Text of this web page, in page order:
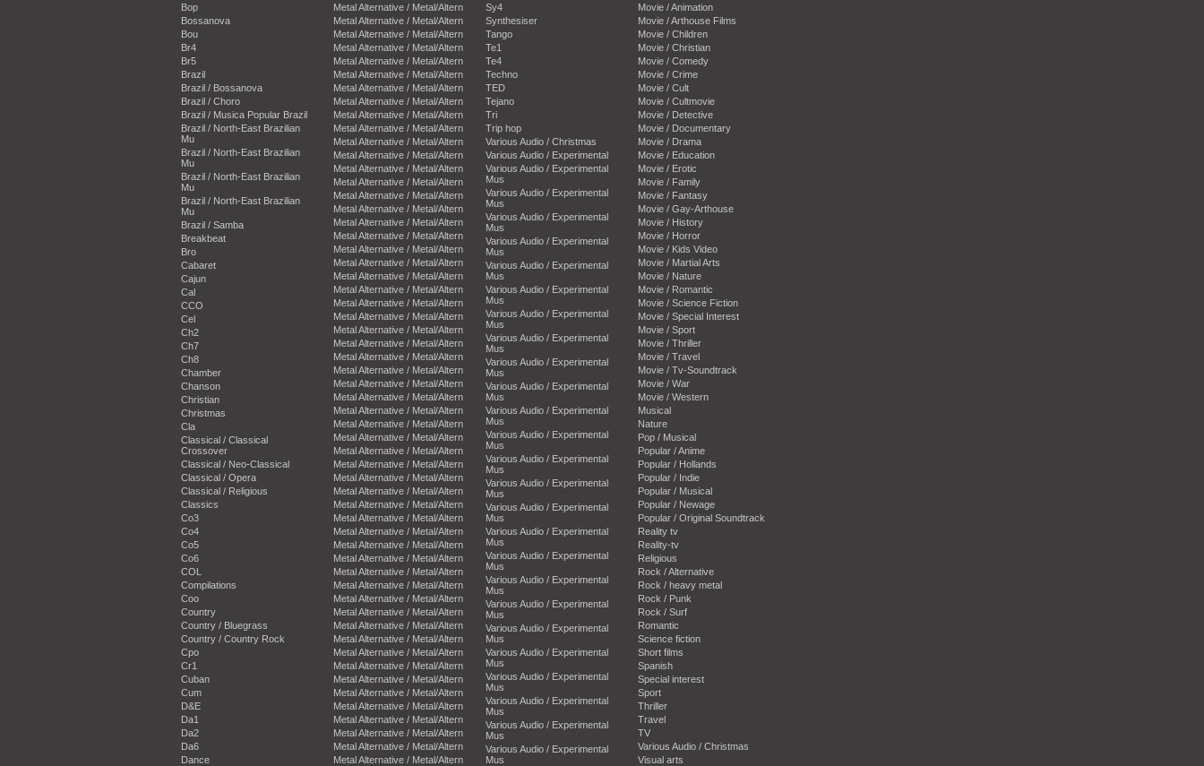
Bop
Bossanova
Bou
Br4
Br5
Brazil
Brazil / Bossanova
Brazil / Choro
Brazil / Musica Popular Brazil
Brazil / North-East Brazilian
Mu
Brazil / North-East Brazilian
Mu
Brazil / North-East Brazilian
Mu
Brazil / North-East Brazilian
Mu
Brazil / Samba
Breakbeat
Bro
Cabaret
Cajun
Cal
CCO
Cel
Ch2
Ch7
Ch8
Chamber
Chanson
Christian
Christmas
Cla
Classical / Classical
Crossover
Classical / Neo-Classical
Classical / Opera
Classical / Religious
Classics
Co3
Co4
Co5
Co6
COL
Compilations
Coo
Country
Country / Bluegrass
Country / Country Rock
Cpo
Cr1
Cuban
Cum
D&E
Da1
Da2
Da6
Dance
Metal Alternative / Metal/Altern
Metal Alternative / Metal/Altern
Metal Alternative / Metal/Altern
Metal Alternative / Metal/Altern
Metal Alternative / Metal/Altern
Metal Alternative / Metal/Altern
Metal Alternative / Metal/Altern
Metal Alternative / Metal/Altern
Metal Alternative / Metal/Altern
Metal Alternative / Metal/Altern
Metal Alternative / Metal/Altern
Metal Alternative / Metal/Altern
Metal Alternative / Metal/Altern
Metal Alternative / Metal/Altern
Metal Alternative / Metal/Altern
Metal Alternative / Metal/Altern
Metal Alternative / Metal/Altern
Metal Alternative / Metal/Altern
Metal Alternative / Metal/Altern
Metal Alternative / Metal/Altern
Metal Alternative / Metal/Altern
Metal Alternative / Metal/Altern
Metal Alternative / Metal/Altern
Metal Alternative / Metal/Altern
Metal Alternative / Metal/Altern
Metal Alternative / Metal/Altern
Metal Alternative / Metal/Altern
Metal Alternative / Metal/Altern
Metal Alternative / Metal/Altern
Metal Alternative / Metal/Altern
Metal Alternative / Metal/Altern
Metal Alternative / Metal/Altern
Metal Alternative / Metal/Altern
Metal Alternative / Metal/Altern
Metal Alternative / Metal/Altern
Metal Alternative / Metal/Altern
Metal Alternative / Metal/Altern
Metal Alternative / Metal/Altern
Metal Alternative / Metal/Altern
Metal Alternative / Metal/Altern
Metal Alternative / Metal/Altern
Metal Alternative / Metal/Altern
Metal Alternative / Metal/Altern
Metal Alternative / Metal/Altern
Metal Alternative / Metal/Altern
Metal Alternative / Metal/Altern
Metal Alternative / Metal/Altern
Metal Alternative / Metal/Altern
Metal Alternative / Metal/Altern
Metal Alternative / Metal/Altern
Metal Alternative / Metal/Altern
Metal Alternative / Metal/Altern
Metal Alternative / Metal/Altern
Metal Alternative / Metal/Altern
Metal Alternative / Metal/Altern
Metal Alternative / Metal/Altern
Metal Alternative / Metal/Altern
Sy4
Synthesiser
Tango
Te1
Te4
Techno
TED
Tejano
Tri
Trip hop
Various Audio / Christmas
Various Audio / Experimental
Various Audio / Experimental
Mus
Various Audio / Experimental
Mus
Various Audio / Experimental
Mus
Various Audio / Experimental
Mus
Various Audio / Experimental
Mus
Various Audio / Experimental
Mus
Various Audio / Experimental
Mus
Various Audio / Experimental
Mus
Various Audio / Experimental
Mus
Various Audio / Experimental
Mus
Various Audio / Experimental
Mus
Various Audio / Experimental
Mus
Various Audio / Experimental
Mus
Various Audio / Experimental
Mus
Various Audio / Experimental
Mus
Various Audio / Experimental
Mus
Various Audio / Experimental
Mus
Various Audio / Experimental
Mus
Various Audio / Experimental
Mus
Various Audio / Experimental
Mus
Various Audio / Experimental
Mus
Various Audio / Experimental
Mus
Various Audio / Experimental
Mus
Various Audio / Experimental
Mus
Various Audio / Experimental
Mus
Movie / Animation
Movie / Arthouse Films
Movie / Children
Movie / Christian
Movie / Comedy
Movie / Crime
Movie / Cult
Movie / Cultmovie
Movie / Detective
Movie / Documentary
Movie / Drama
Movie / Education
Movie / Erotic
Movie / Family
Movie / Fantasy
Movie / Gay-Arthouse
Movie / History
Movie / Horror
Movie / Kids Video
Movie / Martial Arts
Movie / Nature
Movie / Romantic
Movie / Science Fiction
Movie / Special Interest
Movie / Sport
Movie / Thriller
Movie / Travel
Movie / Tv-Soundtrack
Movie / War
Movie / Western
Musical
Nature
Pop / Musical
Popular / Anime
Popular / Hollands
Popular / Indie
Popular / Musical
Popular / Newage
Popular / Original Soundtrack
Reality tv
Reality-tv
Religious
Rock / Alternative
Rock / heavy metal
Rock / Punk
Rock / Surf
Romantic
Science fiction
Short films
Spanish
Special interest
Sport
Thriller
Travel
TV
Various Audio / Christmas
Visual arts